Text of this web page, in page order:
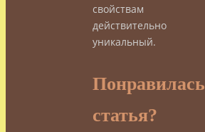
свойствам
действительно
уникальный.
Понравилась
статья?